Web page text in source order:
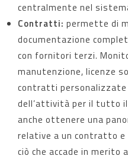
centralmente nel
Contratti: permette di
documentazione
con fornitori terzi.
manutenzione, licenze
contratti
dell’attività per il tutto il
anche ottenere una
relative a un contratto
ciò che accade in merito